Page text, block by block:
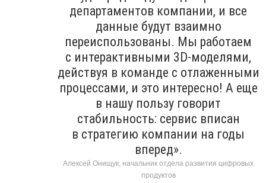
департаментов компании, и все
данные будут взаимно
переиспользованы. Мы работаем
с интерактивными 3D-моделями,
действуя в команде с отлаженными
процессами, и это интересно! А еще
в нашу пользу говорит
стабильность: сервис вписан
в стратегию компании на годы
вперед».
Алексей Онищук, начальник отдела развития цифровых
продуктов